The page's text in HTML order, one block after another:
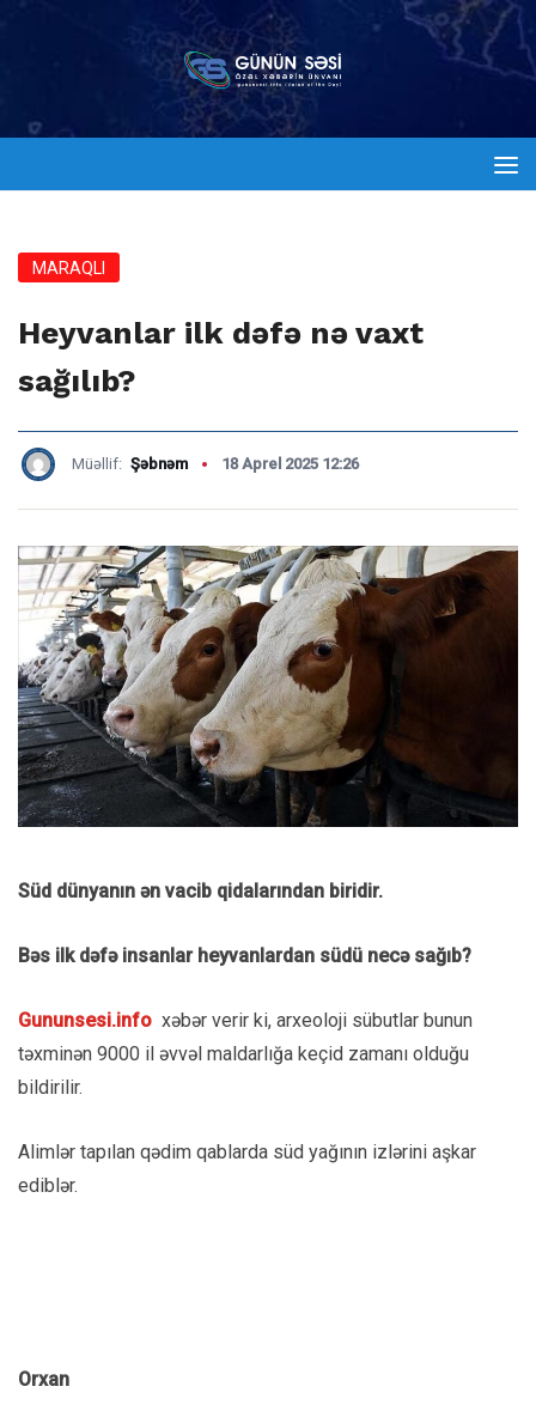
MARAQLI
Heyvanlar ilk dəfə nə vaxt
sağılıb?
Müəllif: Şəbnəm 18 Aprel 2025 12:26
Süd dünyanın ən vacib qidalarından biridir.
Bəs ilk dəfə insanlar heyvanlardan südü necə sağıb?
Gununsesi.info xəbər verir ki, arxeoloji sübutlar bunun
təxminən 9000 il əvvəl maldarlığa keçid zamanı olduğu
bildirilir.
Alimlər tapılan qədim qablarda süd yağının izlərini aşkar
ediblər.
Orxan